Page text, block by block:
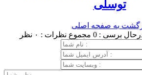
توسلی
به صفحه اصلی
برسی : 0 مجموع نظرات : ۰ نظر